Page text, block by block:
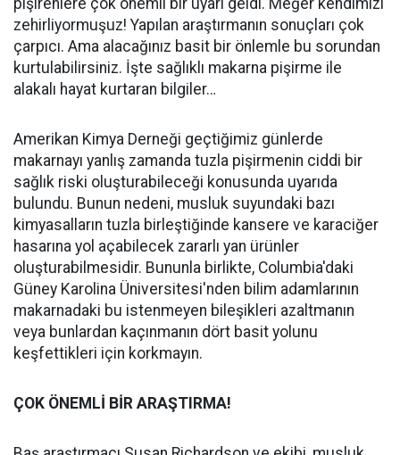
pişirenlere çok önemli bir uyarı geldi. Meğer kendimizi
zehirliyormuşuz! Yapılan araştırmanın sonuçları çok
çarpıcı. Ama alacağınız basit bir önlemle bu sorundan
kurtulabilirsiniz. İşte sağlıklı makarna pişirme ile
alakalı hayat kurtaran bilgiler…
Amerikan Kimya Derneği geçtiğimiz günlerde
makarnayı yanlış zamanda tuzla pişirmenin ciddi bir
sağlık riski oluşturabileceği konusunda uyarıda
bulundu. Bunun nedeni, musluk suyundaki bazı
kimyasalların tuzla birleştiğinde kansere ve karaciğer
hasarına yol açabilecek zararlı yan ürünler
oluşturabilmesidir. Bununla birlikte, Columbia'daki
Güney Karolina Üniversitesi'nden bilim adamlarının
makarnadaki bu istenmeyen bileşikleri azaltmanın
veya bunlardan kaçınmanın dört basit yolunu
keşfettikleri için korkmayın.
ÇOK ÖNEMLİ BİR ARAŞTIRMA!